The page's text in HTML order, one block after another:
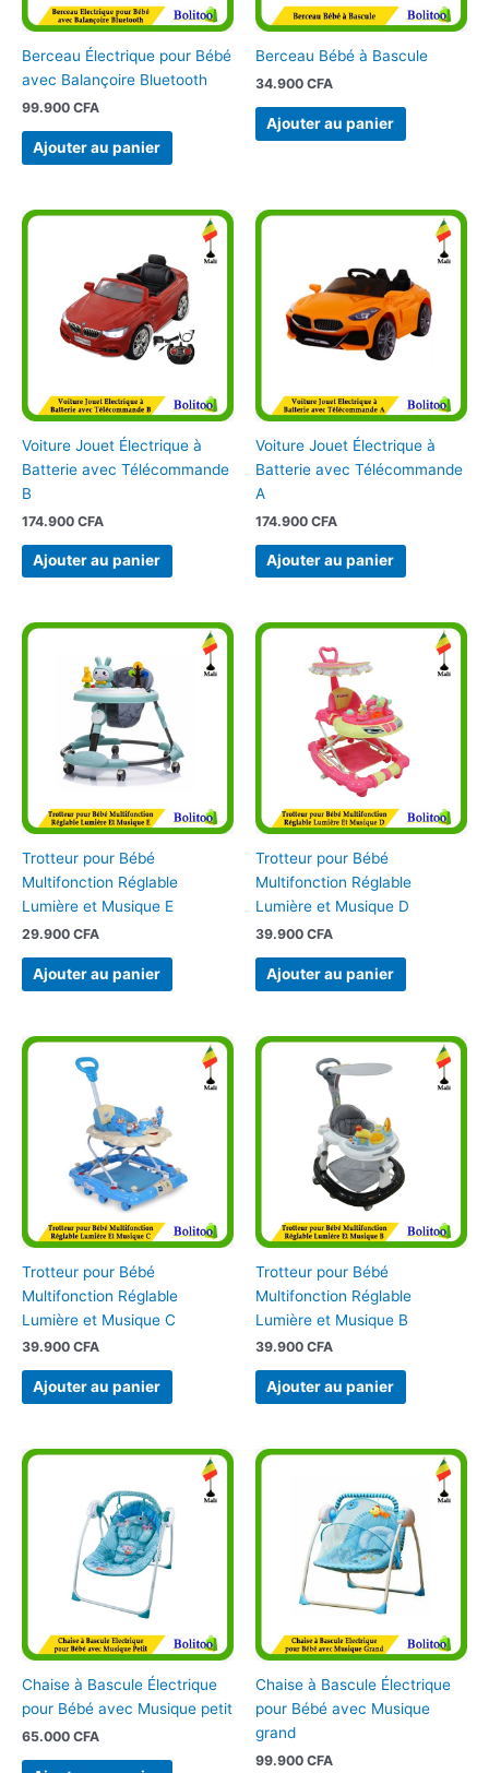
Berceau Électrique pour Bébé
avec Balançoire Bluetooth
99.900 CFA
Ajouter au panier
Berceau Bébé à Bascule
34.900 CFA
Ajouter au panier
Voiture Jouet Électrique à
Batterie avec Télécommande
B
174.900 CFA
Ajouter au panier
Voiture Jouet Électrique à
Batterie avec Télécommande
A
174.900 CFA
Ajouter au panier
Trotteur pour Bébé
Multifonction Réglable
Lumière et Musique E
29.900 CFA
Ajouter au panier
Trotteur pour Bébé
Multifonction Réglable
Lumière et Musique D
39.900 CFA
Ajouter au panier
Trotteur pour Bébé
Multifonction Réglable
Lumière et Musique C
39.900 CFA
Ajouter au panier
Trotteur pour Bébé
Multifonction Réglable
Lumière et Musique B
39.900 CFA
Ajouter au panier
Chaise à Bascule Électrique
pour Bébé avec Musique petit
65.000 CFA
Chaise à Bascule Électrique
pour Bébé avec Musique
grand
99.900 CFA